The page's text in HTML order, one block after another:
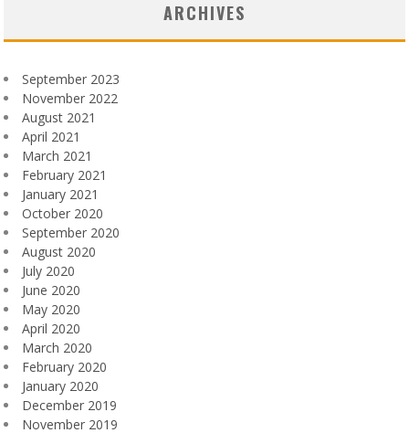
ARCHIVES
September 2023
November 2022
August 2021
April 2021
March 2021
February 2021
January 2021
October 2020
September 2020
August 2020
July 2020
June 2020
May 2020
April 2020
March 2020
February 2020
January 2020
December 2019
November 2019